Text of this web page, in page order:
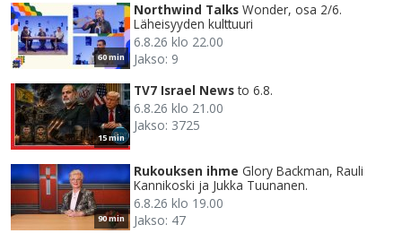
60 min
Northwind Talks Wonder, osa 2/6.
Läheisyyden kulttuuri
6.8.26 klo 22.00
Jakso: 9
15 min
TV7 Israel News to 6.8.
6.8.26 klo 21.00
Jakso: 3725
90 min
Rukouksen ihme Glory Backman, Rauli
Kannikoski ja Jukka Tuunanen.
6.8.26 klo 19.00
Jakso: 47